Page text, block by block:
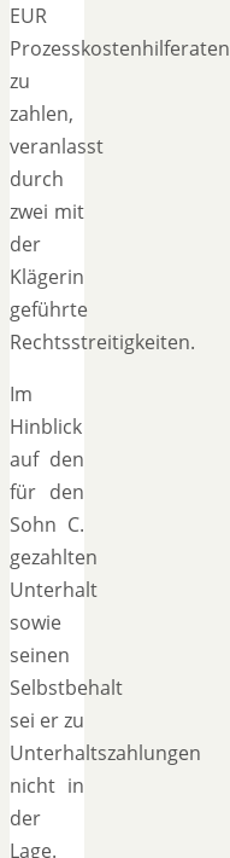
EUR
Prozesskostenhilferaten
zu
zahlen,
veranlasst
durch
zwei mit
der
Klägerin
geführte
Rechtsstreitigkeiten.
Im
Hinblick
auf den
für den
Sohn C.
gezahlten
Unterhalt
sowie
seinen
Selbstbehalt
sei er zu
Unterhaltszahlungen
nicht in
der
Lage.